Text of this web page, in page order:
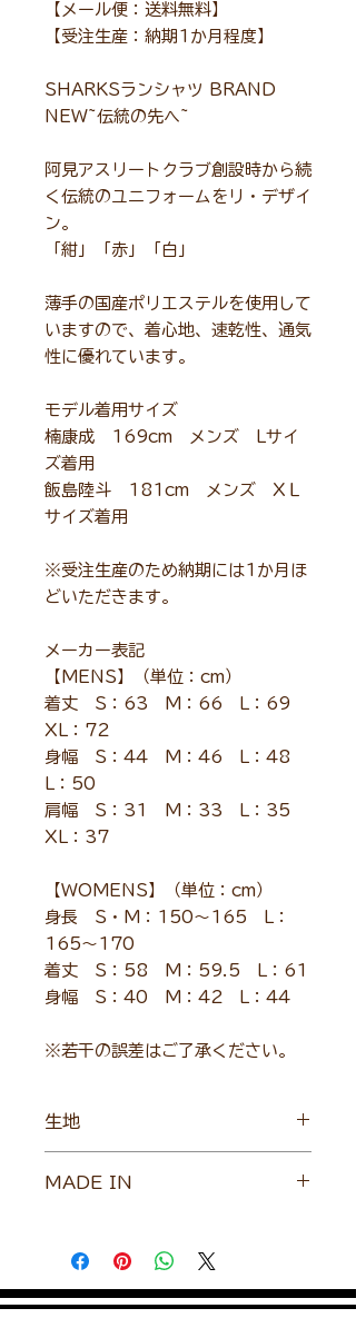
【メール便：送料無料】
【受注生産：納期1か月程度】
SHARKSランシャツ BRAND
NEW~伝統の先へ~
阿見アスリートクラブ創設時から続
く伝統のユニフォームをリ・デザイ
ン。
「紺」「赤」「白」
薄手の国産ポリエステルを使用して
いますので、着心地、速乾性、通気
性に優れています。
モデル着用サイズ
楠康成 169cm メンズ Lサイ
ズ着用
飯島陸斗 181cm メンズ XＬ
サイズ着用
※受注生産のため納期には1か月ほ
どいただきます。
メーカー表記
【MENS】（単位：cm）
着丈 S：63 M：66 L：69
XL：72
身幅 S：44 M：46 L：48
L：50
肩幅 S：31 M：33 L：35
XL：37
【WOMENS】（単位：cm）
身長 S・M：150～165 L：
165～170
着丈 S：58 M：59.5 L：61
身幅 S：40 M：42 L：44
※若干の誤差はご了承ください。
生地
MADE IN